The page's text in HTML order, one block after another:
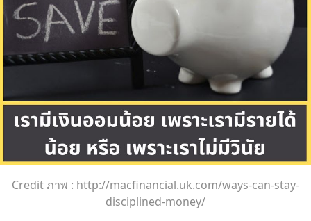
Credit ภาพ : http://macfinancial.uk.com/ways-can-stay-
disciplined-money/